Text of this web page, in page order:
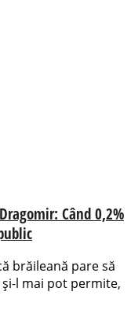
Când 0,2%
brăileană pare să
l mai pot permite,